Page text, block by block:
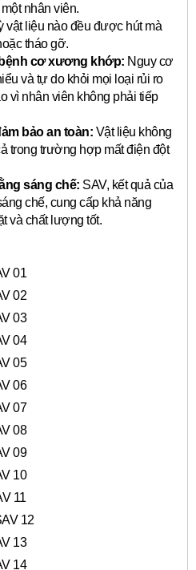
nhân viên.
vật liệu nào đều được hút mà
tháo gỡ.
cơ xương khớp: Nguy cơ
và tự do khỏi mọi loại rủi ro
vì nhân viên không phải tiếp
bảo an toàn: Vật liệu không
trong trường hợp mất điện đột
sáng chế: SAV, kết quả của
chế, cung cấp khả năng
và chất lượng tốt.